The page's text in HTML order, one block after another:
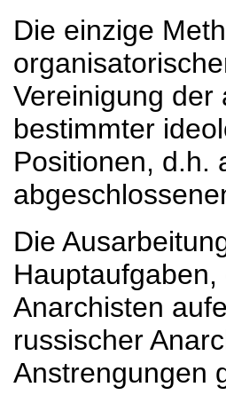
Die einzige
Vereinigung der
bestimmter
Positionen, d.h.
Die
Anarchisten
russischer
Anstrengungen